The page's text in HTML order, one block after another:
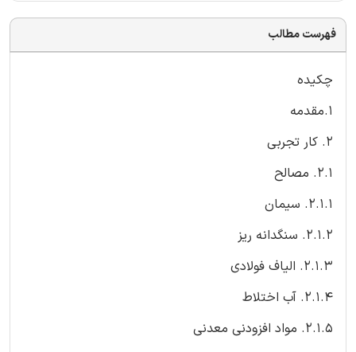
فهرست مطالب
چکیده
1.مقدمه
2. کار تجربی
2.1. مصالح
2.1.1. سیمان
2.1.2. سنگدانه ریز
2.1.3. الیاف فولادی
2.1.4. آب اختلاط
2.1.5. مواد افزودنی معدنی